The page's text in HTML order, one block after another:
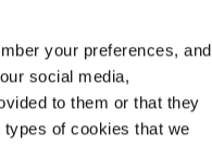
your preferences, and
social media,
to them or that they
of cookies that we